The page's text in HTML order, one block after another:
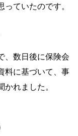
ていたのです。
、数日後に保険会
料に基づいて、事
れました。